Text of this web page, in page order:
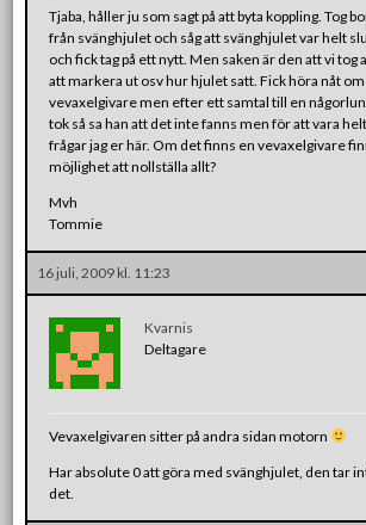
Tjaba, håller ju som sagt på att byta koppling. Tog
från svänghjulet och såg att svänghjulet var helt
och fick tag på ett nytt. Men saken är den att vi tog
att markera ut osv hur hjulet satt. Fick höra nåt
vevaxelgivare men efter ett samtal till en
tok så sa han att det inte fanns men för att vara
frågar jag er här. Om det finns en vevaxelgivare
möjlighet att nollställa allt?
Mvh
Tommie
16 juli, 2009 kl. 11:23
Kvarnis
Deltagare
Vevaxelgivaren sitter på andra sidan motorn
Har absolute 0 att göra med svänghjulet, den tar
det.